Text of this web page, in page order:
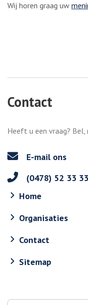
Wij horen graag uw
Contact
Heeft u een vraag?
E-mail ons
(0478) 52 33 33
Home
Organisaties
Contact
Sitemap